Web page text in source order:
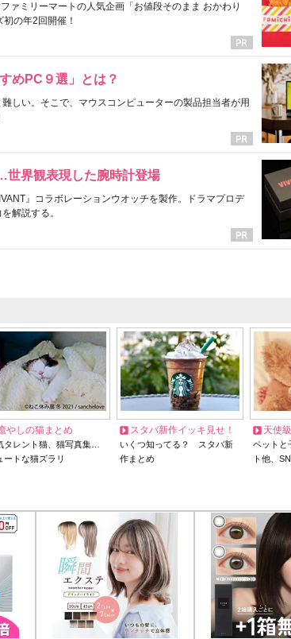
ァミリーマートの人気企画「お値段そのまま おかわり
の年2回開催！
めPC９選」とは？
しい。そこで、マウスコンピューターの製品担当者が用
世界観表現した腕時計登場
』コラボレーションウオッチを製作。ドラマプロデ
解説する。
やしの猫まとめ
タレント猫、猫写真集…
ートな猫ズラリ
スタバ新作イッキ見せ！
いくつ知ってる？ スタバ新
作まとめ
天使
ペットと
ト他、